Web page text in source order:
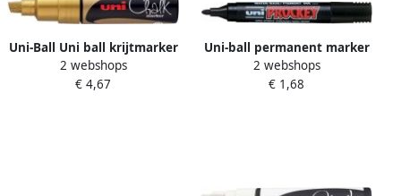
Uni-Ball Uni ball krijtmarker
goud beitelvormige punt 8
mm
2 webshops
€ 4,67
Uni-ball permanent marker
Prockey PM-122 ronde punt
medium zwart
2 webshops
€ 1,68